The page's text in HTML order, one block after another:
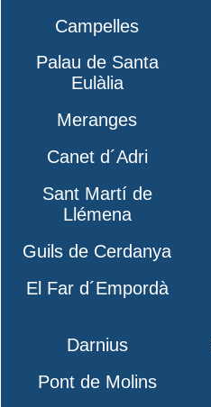
Campelles
Palau de Santa
Eulàlia
Meranges
Canet d´Adri
Sant Martí de
Llémena
Guils de Cerdanya
El Far d´Empordà
Darnius
Pont de Molins